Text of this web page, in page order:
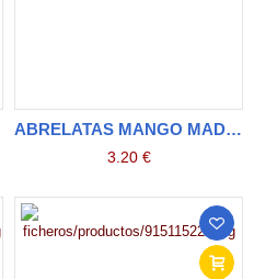
ABRELATAS MANGO MADERA
3.20 €